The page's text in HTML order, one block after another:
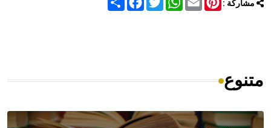
مشاركة :
متنوع